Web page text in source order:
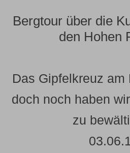
Bergtour über die
den Hohen
Das Gipfelkreuz am
doch noch haben
zu